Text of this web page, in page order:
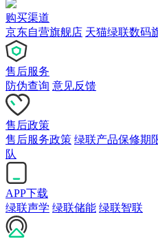
购买渠道
京东自营旗舰店 天猫绿联数码
售后服务
防伪查询 意见反馈
售后政策
售后服务政策 绿联产品保修期
队
APP下载
绿联声学 绿联储能 绿联智联